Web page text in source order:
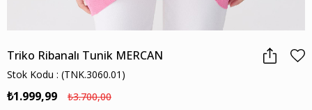
Triko Ribanalı Tunik MERCAN
Stok Kodu
(TNK.3060.01)
₺3.700,00
₺1.999,99